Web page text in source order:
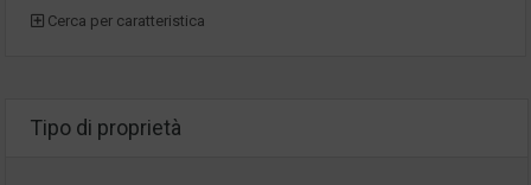
Cerca per caratteristica
Tipo di proprietà